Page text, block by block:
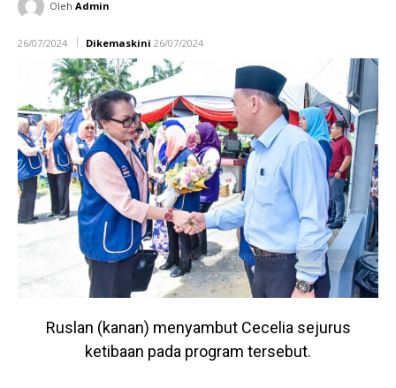
Oleh Admin
26/07/2024 Dikemaskini 26/07/2024
Ruslan (kanan) menyambut Cecelia sejurus
ketibaan pada program tersebut.